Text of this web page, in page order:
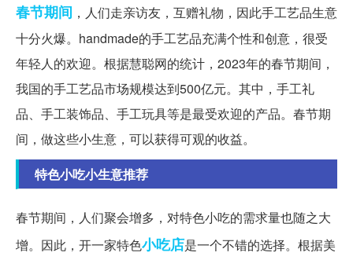
春节期间 ，人们走亲访友，互赠礼物，因此手工艺品生意
十分火爆。handmade的手工艺品充满个性和创意，很受
年轻人的欢迎。根据慧聪网的统计，2023年的春节期间，
我国的手工艺品市场规模达到500亿元。其中，手工礼
品、手工装饰品、手工玩具等是最受欢迎的产品。春节期
间，做这些小生意，可以获得可观的收益。
特色小吃小生意推荐
春节期间，人们聚会增多，对特色小吃的需求量也随之大
增。因此，开一家特色小吃店是一个不错的选择。根据美